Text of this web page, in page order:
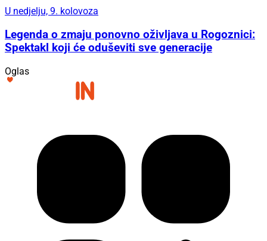
U nedjelju, 9. kolovoza
Legenda o zmaju ponovno oživljava u Rogoznici:
Spektakl koji će oduševiti sve generacije
Oglas